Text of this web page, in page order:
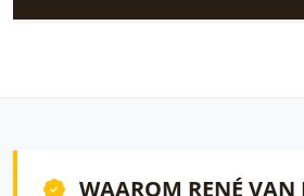
WAAROM RENÉ VAN